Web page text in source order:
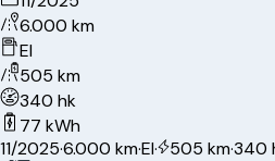
6.000 km
El
505 km
340 hk
77 kWh
11/2025·6.000 km·El· 505 km·340